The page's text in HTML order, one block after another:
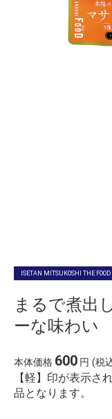
ISETAN MITSUKOSHI THE FOOD
まるで煮出
ーな味わい
本体価格 600 円 (税
【軽】印が表示さ
品となります。